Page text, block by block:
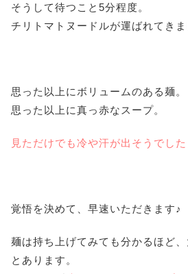
そうして待つこと5分程度。
チリトマトヌードルが運ばれてきま
思った以上にボリュームのある麺。
思った以上に真っ赤なスープ。
見ただけでも冷や汗が出そうでした
覚悟を決めて、早速いただきます♪
麺は持ち上げてみても分かるほど
とあります。